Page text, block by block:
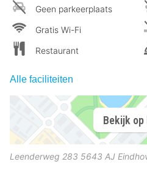
Geen parkeerplaats
Gratis Wi-Fi
Restaurant
Alle faciliteiten
Bekijk
Leenderweg 283 5643 AJ